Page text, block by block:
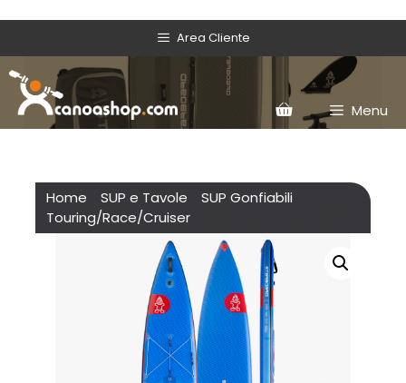
Area Cliente
Menu
Home SUP e Tavole
SUP Gonfiabili
Touring/Race/Cruiser